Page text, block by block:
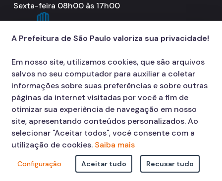
Sexta-feira 08h00 às 17h00
© COPYRIGHT 2026,
Prefeitura Municipal de São Paulo Viaduto do Cha,
15 - Centro - CEP: 01002-020
A Prefeitura de São Paulo valoriza sua privacidade!
Em nosso site, utilizamos cookies, que são arquivos
salvos no seu computador para auxiliar a coletar
informações sobre suas preferências e sobre outras
páginas da internet visitadas por você a fim de
otimizar sua experiência de navegação em nosso
site, apresentando conteúdos personalizados. Ao
selecionar "Aceitar todos", você consente com a
utilização de cookies. Saiba mais
Configuração Aceitar tudo Recusar tudo